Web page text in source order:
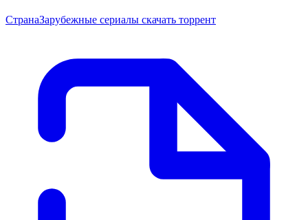
СтранаЗарубежные сериалы скачать торрент